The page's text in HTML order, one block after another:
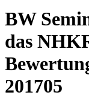
BW
das
201705